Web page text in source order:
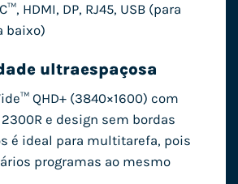
HDMI, DP, RJ45, USB (para
baixo)
ultraespaçosa
QHD+ (3840×1600) com
e design sem bordas
é ideal para multitarefa, pois
programas ao mesmo